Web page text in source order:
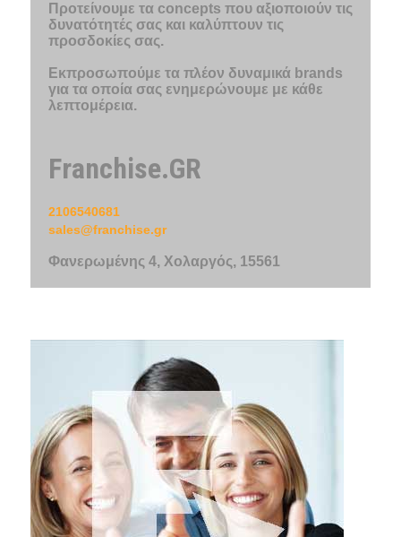
Προτείνουμε τα concepts που αξιοποιούν τις
δυνατότητές σας και καλύπτουν τις
προσδοκίες σας.
Εκπροσωπούμε τα πλέον δυναμικά brands
για τα οποία σας ενημερώνουμε με κάθε
λεπτομέρεια.
Franchise.GR
2106540681
sales@franchise.gr
Φανερωμένης 4, Χολαργός, 15561